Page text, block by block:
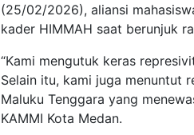
(25/02/2026), aliansi
kader HIMMAH saat berunjuk
“Kami mengutuk keras
Selain itu, kami juga menuntut
Maluku Tenggara yang
KAMMI Kota Medan.